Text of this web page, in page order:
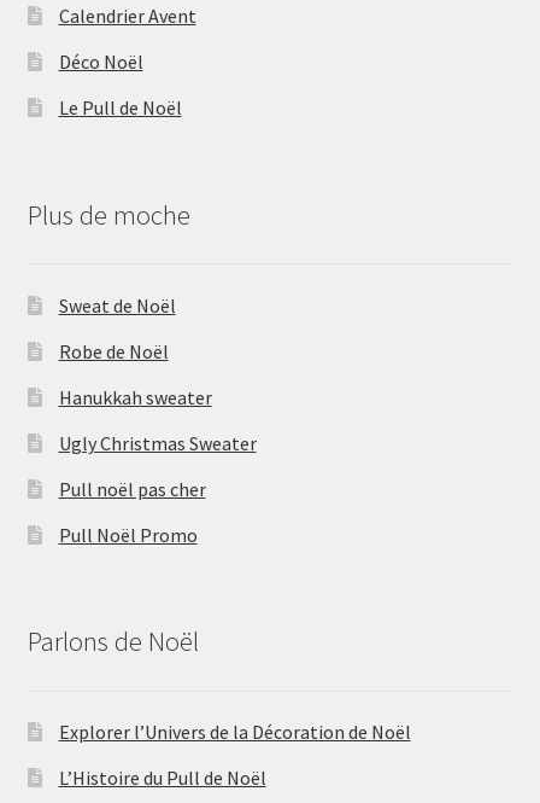
Calendrier Avent
Déco Noël
Le Pull de Noël
Plus de moche
Sweat de Noël
Robe de Noël
Hanukkah sweater
Ugly Christmas Sweater
Pull noël pas cher
Pull Noël Promo
Parlons de Noël
Explorer l’Univers de la Décoration de Noël
L’Histoire du Pull de Noël